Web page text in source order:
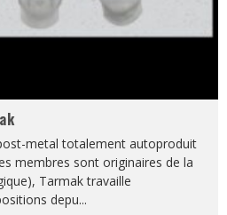
metal totalement autoproduit
membres sont originaires de la
Tarmak travaille
depu...